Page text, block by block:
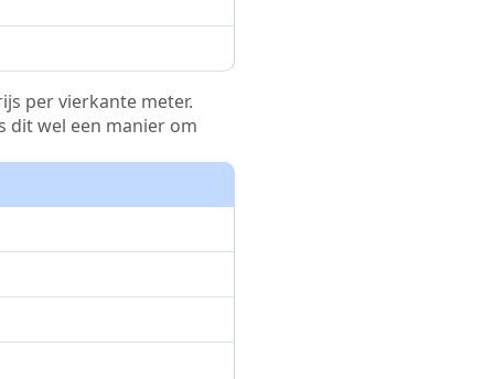
per vierkante meter.
dit wel een manier om